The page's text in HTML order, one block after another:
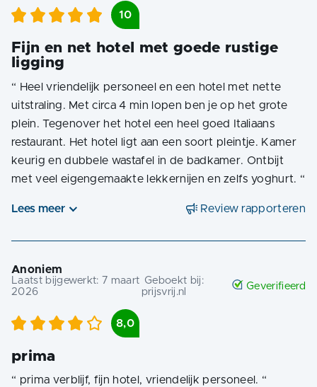
10
Fijn en net hotel met goede rustige
ligging
“ Heel vriendelijk personeel en een hotel met nette
uitstraling. Met circa 4 min lopen ben je op het grote
plein. Tegenover het hotel een heel goed Italiaans
restaurant. Het hotel ligt aan een soort pleintje. Kamer
keurig en dubbele wastafel in de badkamer. Ontbijt
met veel eigengemaakte lekkernijen en zelfs yoghurt. “
Lees meer Review rapporteren
Anoniem
Laatst bijgewerkt:7 maart
2026
Geboekt bij:
prijsvrij.nl
Geverifieerd
8,0
prima
“ prima verblijf, fijn hotel, vriendelijk personeel. “